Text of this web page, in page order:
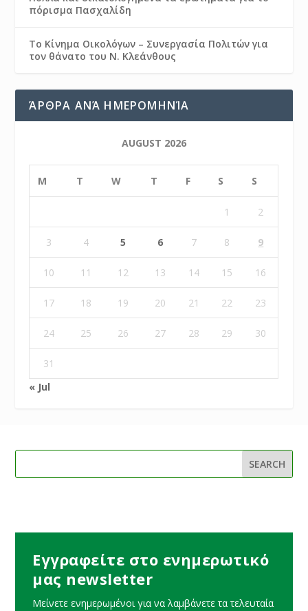
πόρισμα Πασχαλίδη
Το Κίνημα Οικολόγων – Συνεργασία Πολιτών για
τον θάνατο του Ν. Κλεάνθους
ΆΡΘΡΑ ΑΝΆ ΗΜΕΡΟΜΗΝΊΑ
AUGUST 2026
M T W T F S S
1 2
3 4 5 6 7 8 9
10 11 12 13 14 15 16
17 18 19 20 21 22 23
24 25 26 27 28 29 30
31
« Jul
Εγγραφείτε στο ενημερωτικό
μας newsletter
Μείνετε ενημερωμένοι για να λαμβάνετε τα τελευταία